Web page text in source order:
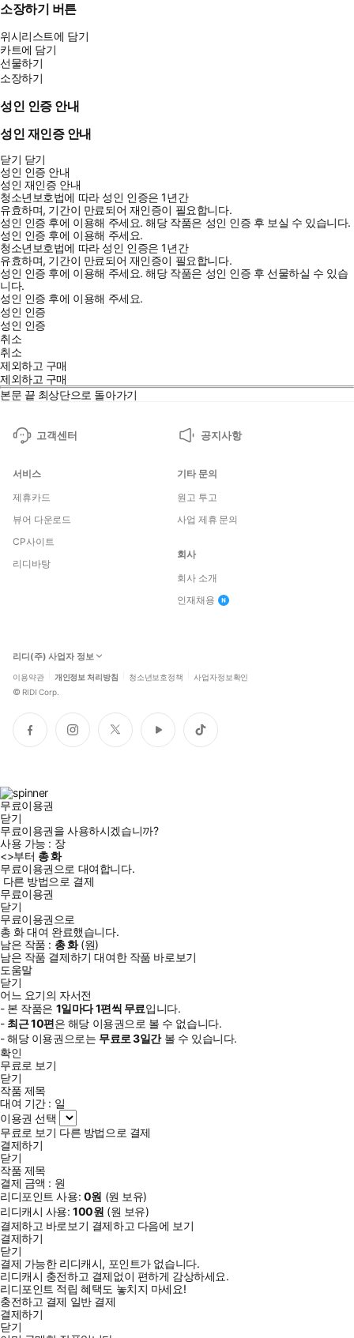
소장하기 버튼
위시리스트에 담기
카트에 담기
선물하기
소장하기
성인 인증 안내
성인 재인증 안내
닫기 닫기
성인 인증 안내
성인 재인증 안내
청소년보호법에 따라 성인 인증은 1년간
유효하며, 기간이 만료되어 재인증이 필요합니다.
성인 인증 후에 이용해 주세요.해당 작품은 성인 인증 후 보실 수 있습니다.
성인 인증 후에 이용해 주세요.
청소년보호법에 따라 성인 인증은 1년간
유효하며, 기간이 만료되어 재인증이 필요합니다.
성인 인증 후에 이용해 주세요.해당 작품은 성인 인증 후 선물하실 수 있습
니다.
성인 인증 후에 이용해 주세요.
성인 인증
성인 인증
취소
취소
제외하고 구매
제외하고 구매
본문 끝 최상단으로 돌아가기
고객센터 공지사항
서비스
제휴카드
뷰어 다운로드
CP사이트
리디바탕
기타 문의
원고 투고
사업 제휴 문의
회사
회사 소개
인재채용
리디(주) 사업자 정보
이용약관 개인정보 처리방침 청소년보호정책 사업자정보확인
© RIDI Corp.
페
이
인
스
트
위
유
튜
틱
톡
무료이용권
닫기
무료이용권을 사용하시겠습니까?
사용 가능 : 장
<>부터 총화
무료이용권으로 대여합니다.
다른 방법으로 결제
무료이용권
닫기
무료이용권으로
총 화대여 완료했습니다.
남은 작품 : 총화(원)
남은 작품 결제하기 대여한 작품 바로보기
도움말
닫기
어느 요기의 자서전
- 본 작품은 1일마다1편씩 무료입니다.
- 최근10편은 해당 이용권으로 볼 수 없습니다.
- 해당 이용권으로는 무료로3일간볼 수 있습니다.
확인
무료로 보기
닫기
작품 제목
대여 기간 : 일
이용권 선택
무료로 보기 다른 방법으로 결제
결제하기
닫기
작품 제목
결제 금액 : 원
리디포인트 사용: 0원 (원 보유)
리디캐시 사용:100원 (원 보유)
결제하고 바로보기 결제하고 다음에 보기
결제하기
닫기
결제 가능한 리디캐시, 포인트가 없습니다.
리디캐시 충전하고 결제없이 편하게 감상하세요.
리디포인트 적립 혜택도 놓치지 마세요!
충전하고 결제 일반 결제
결제하기
닫기